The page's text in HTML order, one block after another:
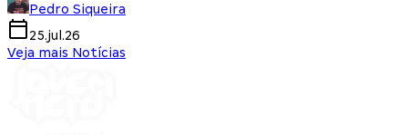
Pedro Siqueira
25.jul.26
Veja mais Notícias